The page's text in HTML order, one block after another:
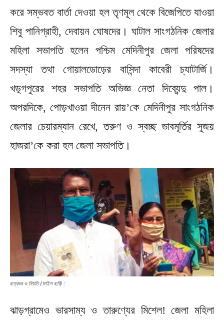
করে সম্ভবত বার্তা দেওয়া হল তৃণমূল থেকে বিজেপিতে যাওয়া
শিবু পানিগ্রাহী, দেবায়ন ঘোষদের। ঘাটাল সাংগঠনিক জেলার
মহিলা সভাপতি হলেন পশ্চিম মেদিনীপুর জেলা পরিষদের
সদস্যা তথা গোয়ালডোড়ের বাসিন্দা কাবেরী চ্যাটার্জি।
খড়্গপুরের শহর সভাপতি অভিজ্ঞ নেতা দিব্যেন্দু পাল।
অপরদিকে, পোড়খাওয়া দীনেন রায়’কে মেদিনীপুর সাংগঠনিক
জেলার চেয়ারম্যান রেখে, তরুণ ও স্বচ্ছ ভাবমূর্তির সুজয়
হাজরা’কে করা হল জেলা সভাপতি।
ছত্রধর ও নিয়তি (ফাইল ছবি) :
ঝাড়গ্রামেও ভারসাম্য ও তারুণ্যের মিশেল! জেলা মহিলা